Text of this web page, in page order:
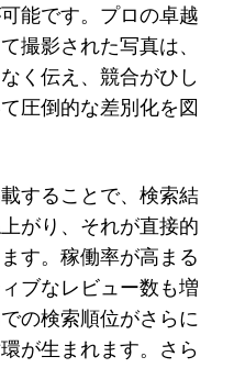
能です。プロの卓越
撮影された写真は、
く伝え、競合がひし
圧倒的な差別化を図
することで、検索結
がり、それが直接的
す。稼働率が高まる
ブなレビュー数も増
の検索順位がさらに
が生まれます。さら